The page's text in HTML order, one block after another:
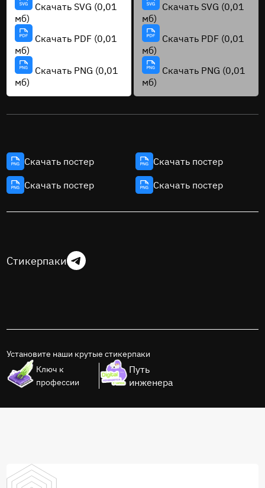
Скачать SVG (0,01
мб)
Скачать PDF (0,01
мб)
Скачать PNG (0,01
мб)
Скачать SVG (0,01
мб)
Скачать PDF (0,01
мб)
Скачать PNG (0,01
мб)
Скачать постер
Скачать постер
Скачать постер
Скачать постер
Стикерпаки
Установите наши крутые стикерпаки
Ключ к
профессии
Путь
инженера